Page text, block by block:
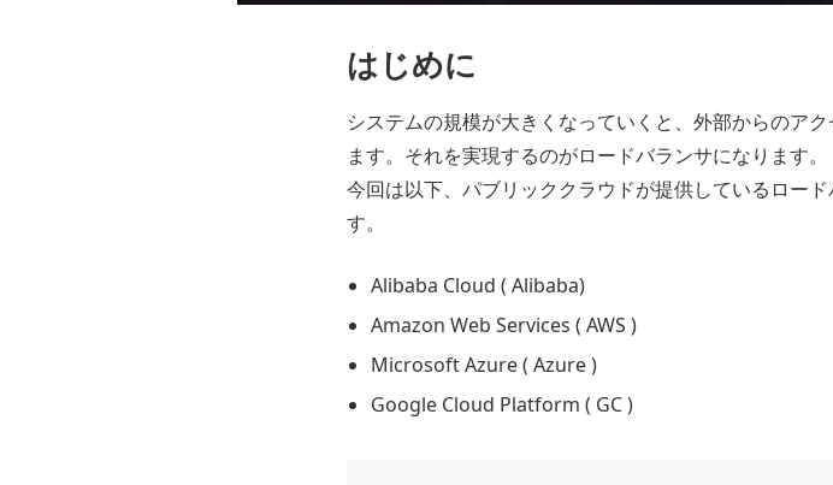
はじめに
システムの規模が大きくなっていくと、外部からのア
ます。それを実現するのがロードバランサになります。
今回は以下、パブリッククラウドが提供しているロー
す。
Alibaba Cloud ( Alibaba)
Amazon Web Services ( AWS )
Microsoft Azure ( Azure )
Google Cloud Platform ( GC )